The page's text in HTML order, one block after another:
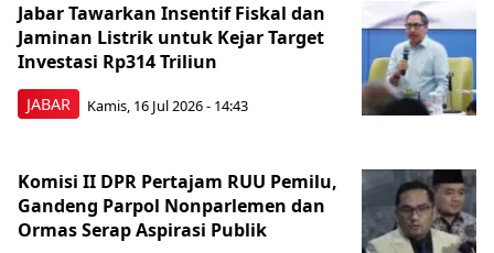
JABAR
Jabar Tawarkan Insentif Fiskal dan
Jaminan Listrik untuk Kejar Target
Investasi Rp314 Triliun
Kamis, 16 Jul 2026 - 14:43
Komisi II DPR Pertajam RUU Pemilu,
Gandeng Parpol Nonparlemen dan
Ormas Serap Aspirasi Publik